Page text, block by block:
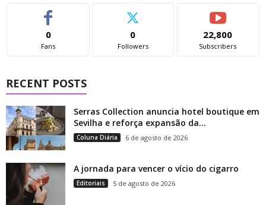
0
Fans
0
Followers
22,800
Subscribers
RECENT POSTS
Serras Collection anuncia hotel boutique em
Sevilha e reforça expansão da...
Coluna Diária 6 de agosto de 2026
A jornada para vencer o vício do cigarro
Editoriais 5 de agosto de 2026